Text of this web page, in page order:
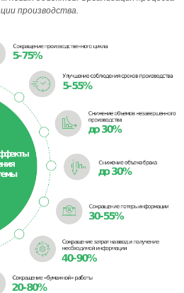
производства.